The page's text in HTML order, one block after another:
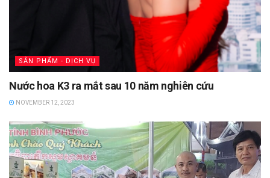
SẢN PHẨM - DỊCH VỤ
Nước hoa K3 ra mắt sau 10 năm nghiên cứu
NOVEMBER 12, 2023